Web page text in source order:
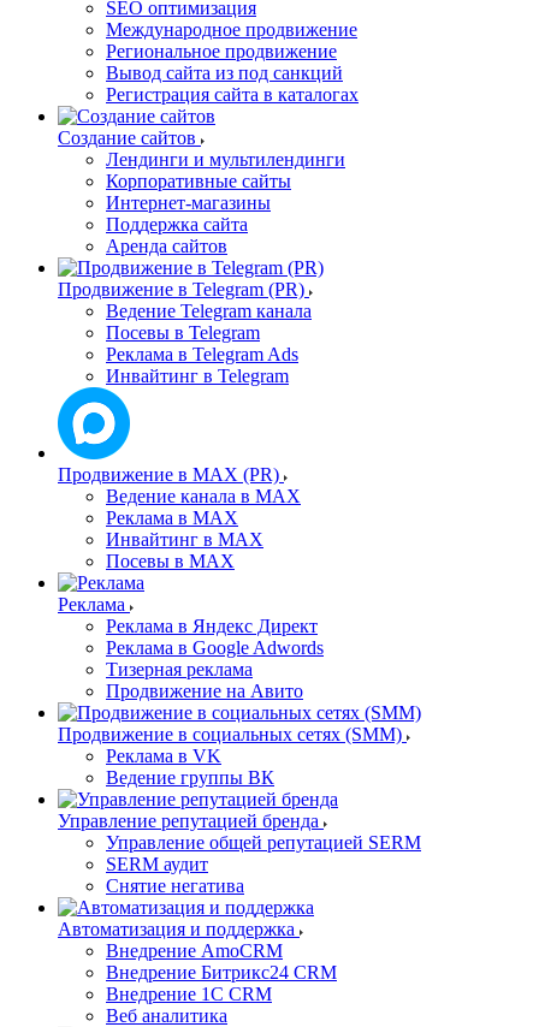
SEO оптимизация
Международное продвижение
Региональное продвижение
Вывод сайта из под санкций
Регистрация сайта в каталогах
Создание сайтов
Лендинги и мультилендинги
Корпоративные сайты
Интернет-магазины
Поддержка сайта
Аренда сайтов
Продвижение в Telegram (PR)
Ведение Telegram канала
Посевы в Telegram
Реклама в Telegram Ads
Инвайтинг в Telegram
Продвижение в MAX (PR)
Ведение канала в MAX
Реклама в MAX
Инвайтинг в MAX
Посевы в MAX
Реклама
Реклама в Яндекс Директ
Реклама в Google Adwords
Тизерная реклама
Продвижение на Авито
Продвижение в социальных сетях (SMM)
Реклама в VK
Ведение группы ВК
Управление репутацией бренда
Управление общей репутацией SERM
SERM аудит
Снятие негатива
Автоматизация и поддержка
Внедрение AmoCRM
Внедрение Битрикс24 CRM
Внедрение 1C CRM
Веб аналитика